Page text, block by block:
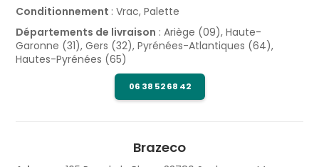
Conditionnement : Vrac, Palette
Départements de livraison : Ariège (09), Haute-
Garonne (31), Gers (32), Pyrénées-Atlantiques (64),
Hautes-Pyrénées (65)
06 38 52 68 42
Brazeco